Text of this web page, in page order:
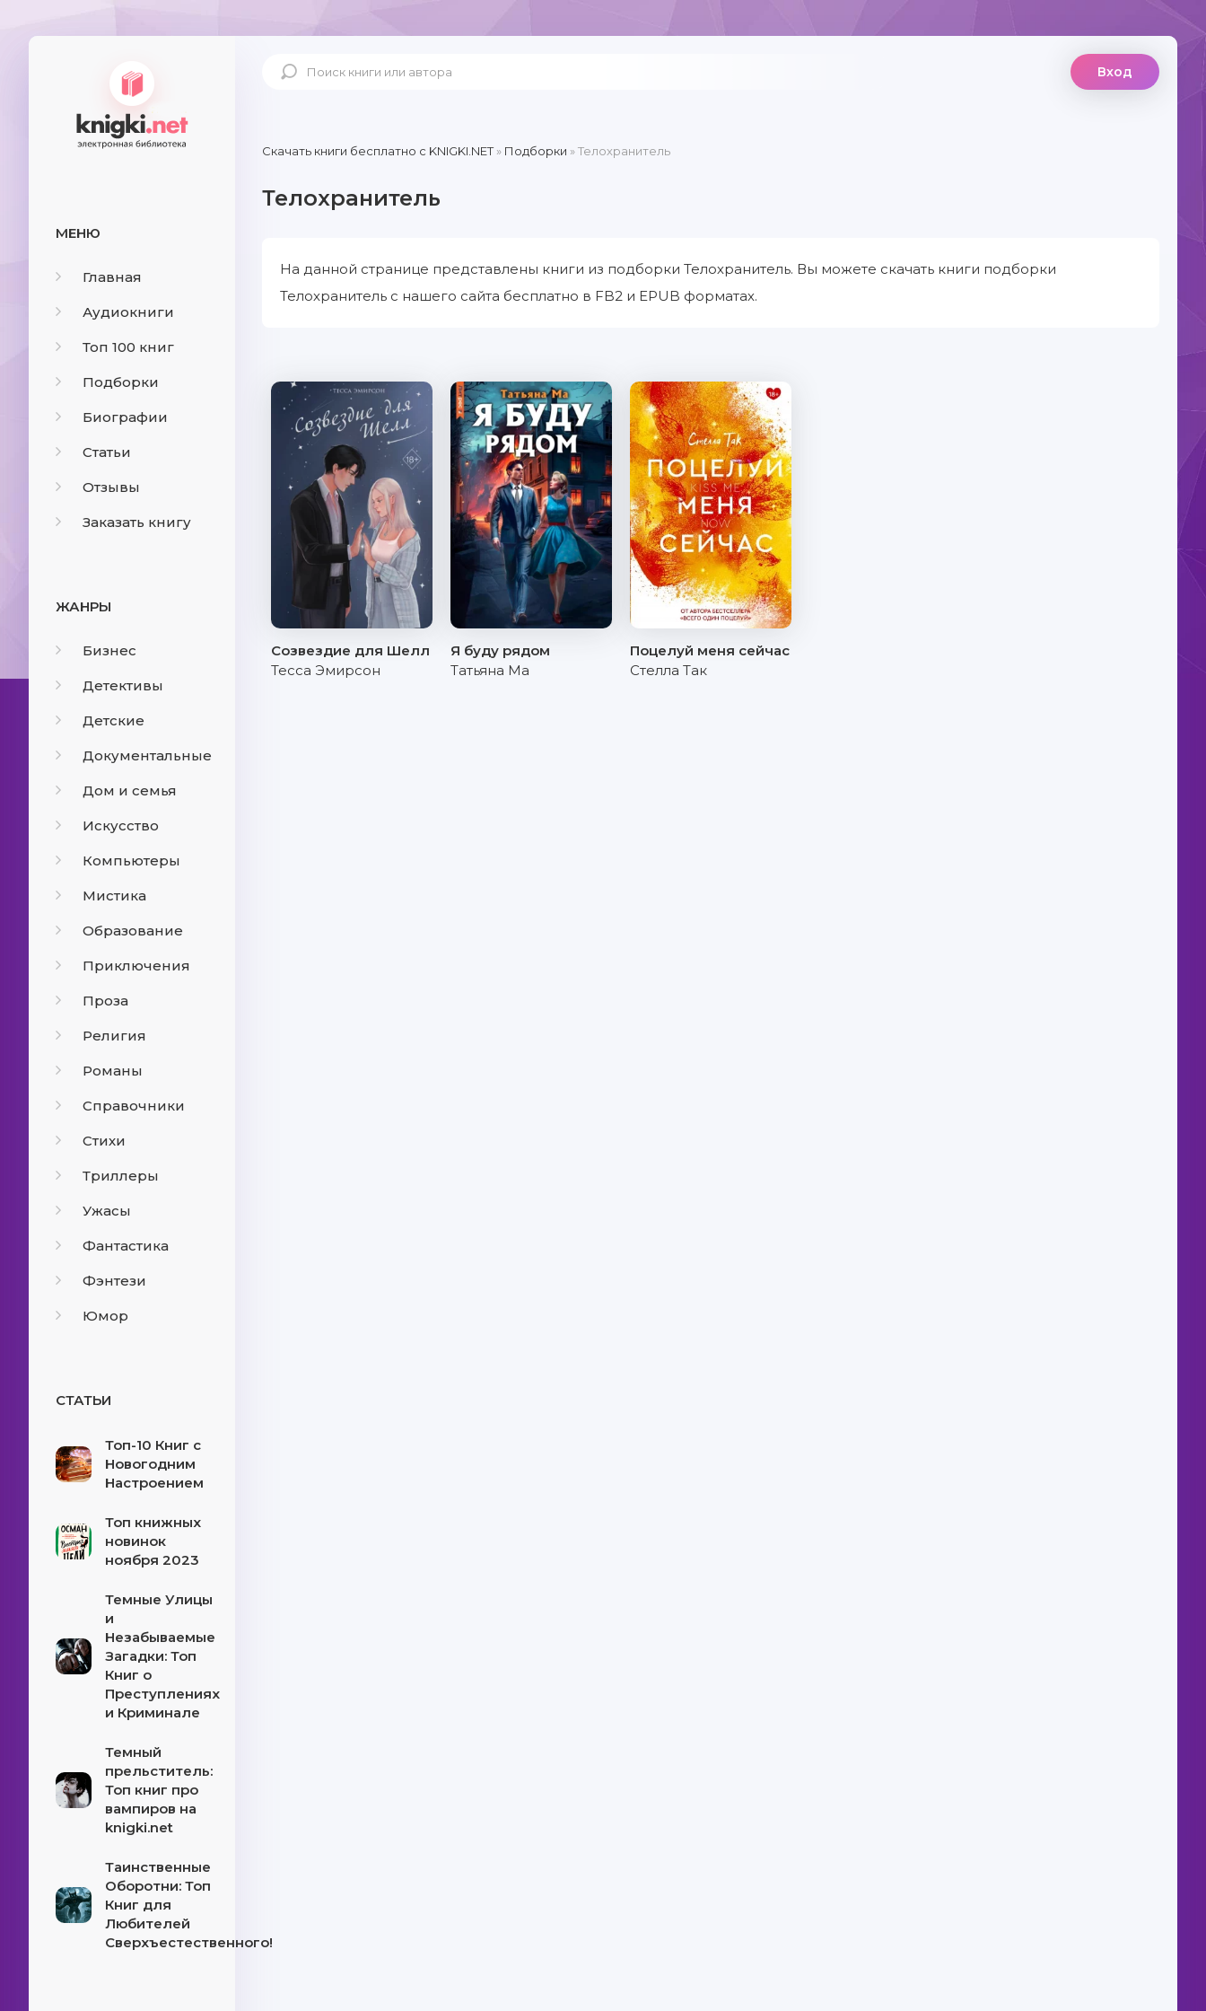
МЕНЮ
Главная
Аудиокниги
Топ 100 книг
Подборки
Биографии
Статьи
Отзывы
Заказать книгу
ЖАНРЫ
Бизнес
Детективы
Детские
Документальные
Дом и семья
Искусство
Компьютеры
Мистика
Образование
Приключения
Проза
Религия
Романы
Справочники
Стихи
Триллеры
Ужасы
Фантастика
Фэнтези
Юмор
СТАТЬИ
Топ-10 Книг с
Новогодним
Настроением
Топ книжных
новинок
ноября 2023
Темные Улицы
и
Незабываемые
Загадки: Топ
Книг о
Преступлениях
и Криминале
Темный
прельститель:
Топ книг про
вампиров на
knigki.net
Таинственные
Оборотни: Топ
Книг для
Любителей
Сверхъестественного!
Вход
Скачать книги бесплатно c KNIGKI.NET» Подборки » Телохранитель
Телохранитель
На данной странице представлены книги из подборки Телохранитель. Вы можете скачать книги подборки
Телохранитель с нашего сайта бесплатно в FB2 и EPUB форматах.
Созвездие для Шелл
Тесса Эмирсон
Я буду рядом
Татьяна Ма
Поцелуй меня сейчас
Стелла Так